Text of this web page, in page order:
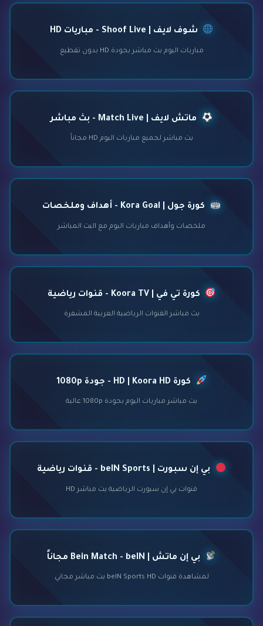
شوف لايف | Shoof Live - مباريات HD
مباريات اليوم بث مباشر بجودة HD بدون تقطيع
ماتش لايف | Match Live - بث مباشر
بث مباشر لجميع مباريات اليوم HD مجاناً
كورة جول | Kora Goal - أهداف وملخصات
ملخصات وأهداف مباريات اليوم مع البث المباشر
كورة تي في | Koora TV - قنوات رياضية
بث مباشر القنوات الرياضية العربية المشفرة
كورة HD | Koora HD - جودة 1080p
بث مباشر مباريات اليوم بجودة 1080p عالية
بي إن سبورت | beIN Sports - قنوات رياضية
قنوات بي إن سبورت الرياضية بث مباشر HD
بي إن ماتش | Bein Match - beIN مجاناً
لمشاهدة قنوات beIN Sports HD بث مباشر مجاني